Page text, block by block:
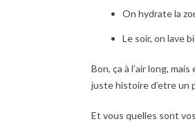
On hydrate la
Le soir, on lave
Bon, ça à l’air long,
juste histoire d’etre un
Et vous quelles sont